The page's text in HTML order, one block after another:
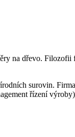
na dřevo.
surovin.
řízení